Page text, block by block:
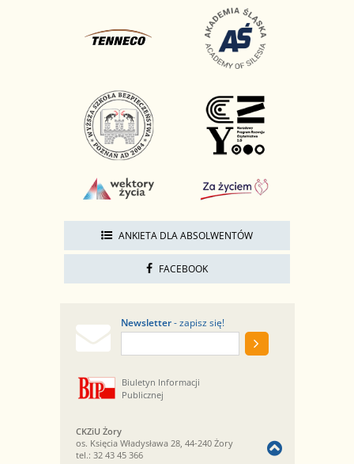
ANKIETA DLA ABSOLWENTÓW
FACEBOOK
Newsletter- zapisz się!
Biuletyn Informacji
Publicznej
CKZiU Żory
os. Księcia Władysława 28, 44-240 Żory
tel.: 32 43 45 366